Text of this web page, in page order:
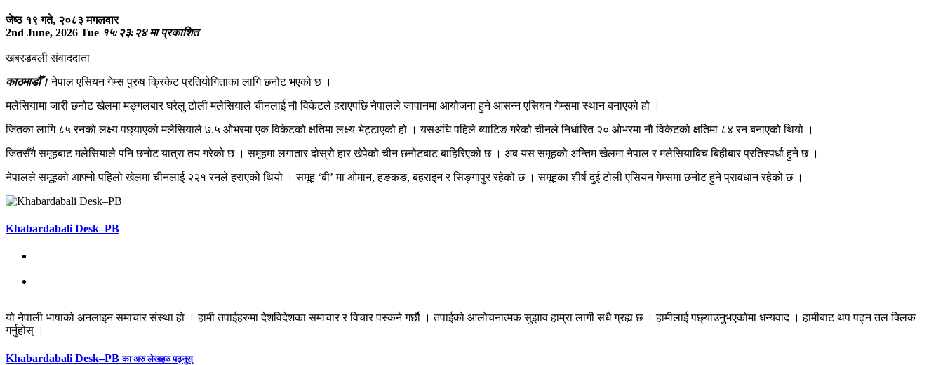
जेष्ठ १९ गते, २०८३ मगलवार
2nd June, 2026 Tue १५:२३:२४ मा प्रकाशित
खबरडबली संवाददाता
काठमाडौँ।नेपाल एसियन गेम्स पुरुष क्रिकेट प्रतियोगिताका लागि छनोट भएको छ ।
मलेसियामा जारी छनोट खेलमा मङ्गलबार घरेलु टोली मलेसियाले चीनलाई नौ विकेटले हराएपछि नेपालले जापानमा आयोजना हुने आसन्न एसियन गेम्समा स्थान बनाएको हो ।
जितका लागि ८५ रनको लक्ष्य पछ्याएको मलेसियाले ७.५ ओभरमा एक विकेटको क्षतिमा लक्ष्य भेट्टाएको हो । यसअघि पहिले ब्याटिङ गरेको चीनले निर्धारित २० ओभरमा नौ विकेटको क्षतिमा ८४ रन बनाएको थियो ।
जितसँगै समूहबाट मलेसियाले पनि छनोट यात्रा तय गरेको छ । समूहमा लगातार दोस्रो हार खेपेको चीन छनोटबाट बाहिरिएको छ । अब यस समूहको अन्तिम खेलमा नेपाल र मलेसियाबिच बिहीबार प्रतिस्पर्धा हुने छ ।
नेपालले समूहको आफ्नो पहिलो खेलमा चीनलाई २२१ रनले हराएको थियो । समूह ‘बी’ मा ओमान, हङकङ, बहराइन र सिङ्गापुर रहेको छ । समूहका शीर्ष दुई टोली एसियन गेम्समा छनोट हुने प्रावधान रहेको छ ।
Khabardabali Desk–PB
यो नेपाली भाषाको अनलाइन समाचार संस्था हो । हामी तपाईहरुमा देशविदेशका समाचार र विचार पस्कने गर्छौ । तपाईको आलोचनात्मक सुझाव हाम्रा लागी सधै ग्रह्य छ । हामीलाई पछ्याउनुभएकोमा धन्यवाद । हामीबाट थप पढ्न तल क्लिक
गर्नुहोस् ।
Khabardabali Desk–PBका अरु लेखहरु पढ्नुस्